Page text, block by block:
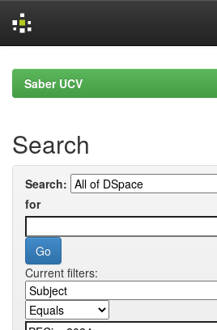
navigationSaber UCV
Search
Search:
for
Current filters: